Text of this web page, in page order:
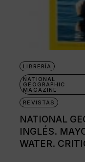
LIBRERÍA
NATIONAL
GEOGRAPHIC
MAGAZINE
REVISTAS
NATIONAL
INGLÉS.
WATER.